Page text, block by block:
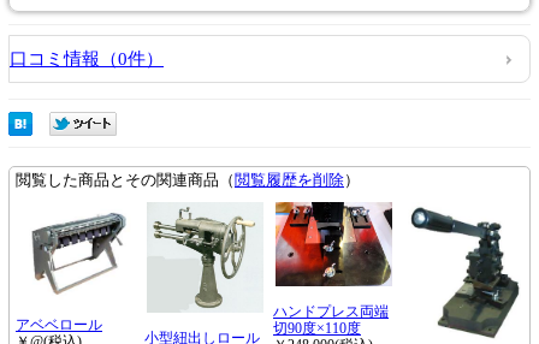
口コミ情報（0件）